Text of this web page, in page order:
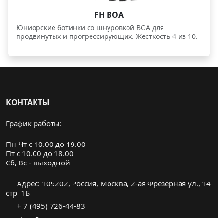
FH BOA
Юниорские ботинки со шнуровкой BOA для
продвинутых и прогрессирующих. Жесткость 4 из 10.
КОНТАКТЫ
График работы:
Пн-Чт с 10.00 до 19.00
Пт с 10.00 до 18.00
Cб, Вс - выходной
Адрес: 109202, Россия, Москва, 2-ая Фрезерная ул., 14
стр. 1Б
+ 7 (495) 726-44-83